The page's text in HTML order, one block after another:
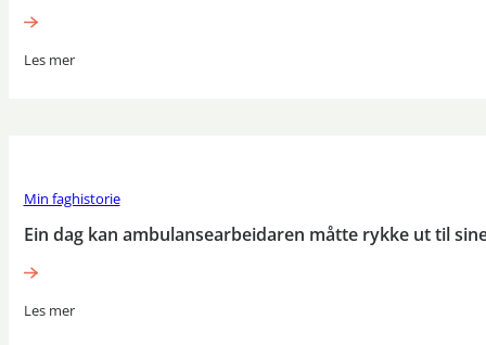
Les mer
Min faghistorie
Ein dag kan ambulansearbeidaren måtte rykke ut til
Les mer